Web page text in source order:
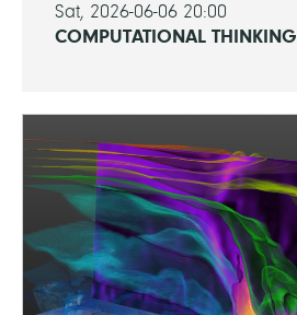
Sat, 2026-06-06 20:00
COMPUTATIONAL THINKING